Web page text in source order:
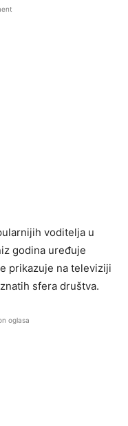
voditelja u
godina uređuje
prikazuje na televiziji
sfera društva.
oglasa